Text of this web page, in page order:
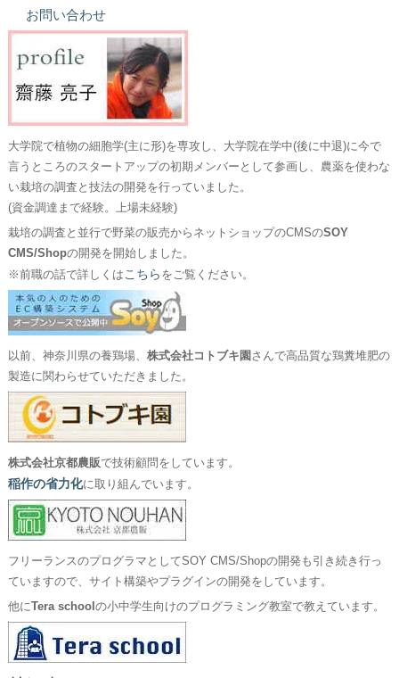
お問い合わせ
大学院で植物の細胞学(主に形)を専攻し、大学院在学中(後に中退)に今で
言うところのスタートアップの初期メンバーとして参画し、農薬を使わな
い栽培の調査と技法の開発を行っていました。
(資金調達まで経験。上場未経験)
栽培の調査と並行で野菜の販売からネットショップのCMSのSOY
CMS/Shopの開発を開始しました。
※前職の話で詳しくはこちら をご覧ください。
以前、神奈川県の養鶏場、 株式会社コトブキ園 さんで高品質な鶏糞堆肥の
製造に関わらせていただきました。
株式会社京都農販で技術顧問をしています。
稲作の省力化に取り組んでいます。
フリーランスのプログラマとしてSOY CMS/Shopの開発も引き続き行っ
ていますので、サイト構築やプラグインの開発をしています。
他にTera school の小中学生向けのプログラミング教室で教えています。